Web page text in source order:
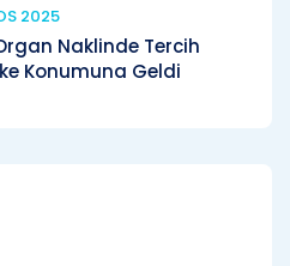
2025
Naklinde Tercih
Konumuna Geldi